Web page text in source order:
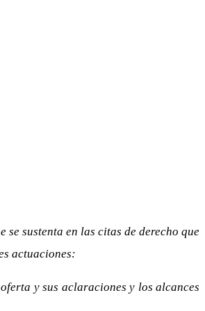
sustenta en las citas de derecho que
actuaciones:
y sus aclaraciones y los alcances